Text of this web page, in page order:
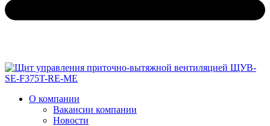
О компании
Вакансии компании
Новости